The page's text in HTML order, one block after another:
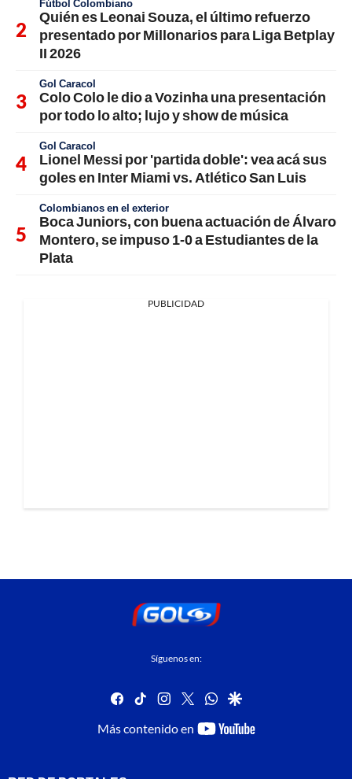
Fútbol Colombiano
Quién es Leonai Souza, el último refuerzo
presentado por Millonarios para Liga Betplay
II 2026
Gol Caracol
Colo Colo le dio a Vozinha una presentación
por todo lo alto; lujo y show de música
Gol Caracol
Lionel Messi por 'partida doble': vea acá sus
goles en Inter Miami vs. Atlético San Luis
Colombianos en el exterior
Boca Juniors, con buena actuación de Álvaro
Montero, se impuso 1-0 a Estudiantes de la
Plata
PUBLICIDAD
Síguenos en:
facebook
tiktok instagram
twitterwhatsapp
google
Más contenido en
youtube-